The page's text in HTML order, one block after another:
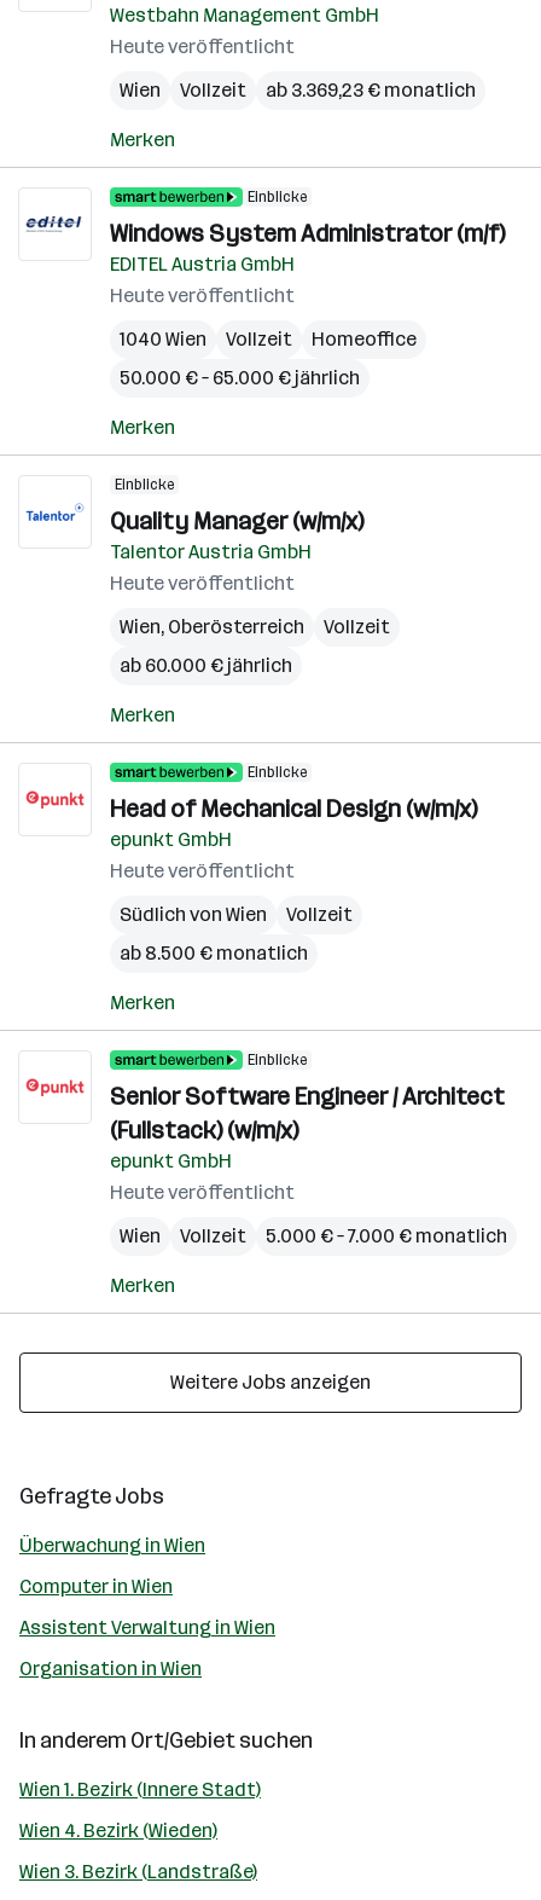
Westbahn Management GmbH
Heute veröffentlicht
Wien
Vollzeit ab 3.369,23 € monatlich
Merken
Einblicke
Windows System Administrator (m/f)
EDITEL Austria GmbH
Heute veröffentlicht
1040 Wien
Vollzeit
Homeoffice
50.000 € – 65.000 € jährlich
Merken
Einblicke
Quality Manager (w/m/x)
Talentor Austria GmbH
Heute veröffentlicht
Wien, Oberösterreich
Vollzeit
ab 60.000 € jährlich
Merken
Einblicke
Head of Mechanical Design (w/m/x)
epunkt GmbH
Heute veröffentlicht
Südlich von Wien
Vollzeit
ab 8.500 € monatlich
Merken
Einblicke
Senior Software Engineer / Architect
(Fullstack) (w/m/x)
epunkt GmbH
Heute veröffentlicht
Wien
Vollzeit 5.000 € – 7.000 € monatlich
Merken
Weitere Jobs anzeigen
Gefragte Jobs
Überwachung in Wien
Computer in Wien
Assistent Verwaltung in Wien
Organisation in Wien
In anderem Ort/Gebiet suchen
Wien 1. Bezirk (Innere Stadt)
Wien 4. Bezirk (Wieden)
Wien 3. Bezirk (Landstraße)